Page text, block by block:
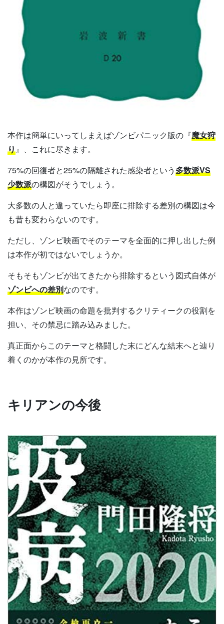
本作は簡単にいってしまえばゾンビパニック版の『魔女狩
り』、これに尽きます。
75%の回復者と25%の隔離された感染者という多数派VS
少数派の構図がそうでしょう。
大多数の人と違っていたら即座に排除する差別の構図は今
も昔も変わらないのです。
ただし、ゾンビ映画でそのテーマを全面的に押し出した例
は本作が初ではないでしょうか。
そもそもゾンビが出てきたから排除するという図式自体が
ゾンビへの差別なのです。
本作はゾンビ映画の命題を批判するクリティークの役割を
担い、その禁忌に踏み込みました。
真正面からこのテーマと格闘した末にどんな結末へと辿り
着くのかが本作の見所です。
キリアンの今後